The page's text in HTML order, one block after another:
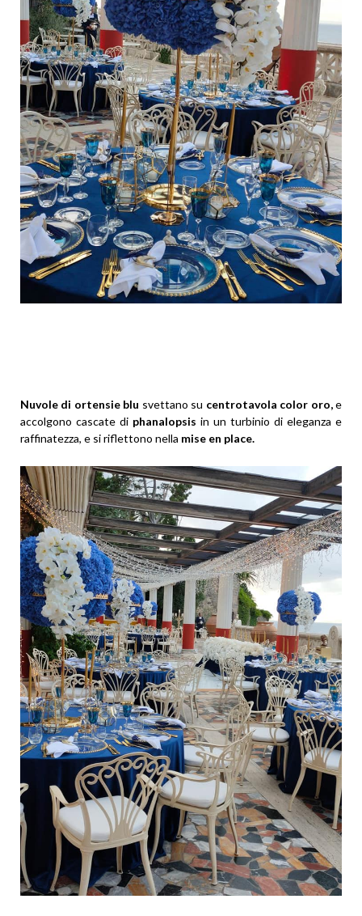
Nuvole di ortensie blu svettano su centrotavola color oro,e
accolgono cascate di phanalopsis in un turbinio di eleganza e
raffinatezza, e si riflettono nella mise en place.